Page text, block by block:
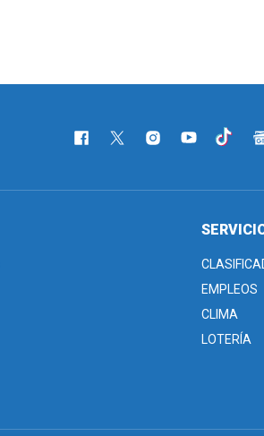
EMPLEOS
CLIMA
LOTERÍA